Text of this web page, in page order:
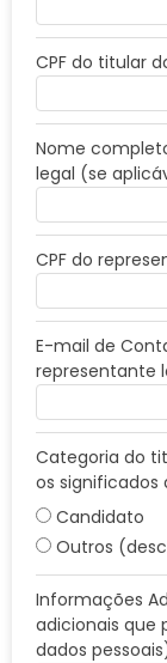
CPF do titular
Nome
legal (se
CPF do
E-mail de
representante
Categoria do
os significados
Candidato
Outros
Informações
adicionais que
dados